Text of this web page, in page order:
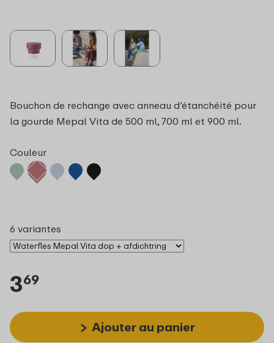
Bouchon de rechange avec anneau d’étanchéité pour
la gourde Mepal Vita de 500 ml, 700 ml et 900 ml.
Couleur
6 variantes
369
Ajouter au panier